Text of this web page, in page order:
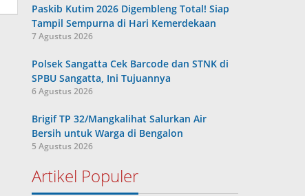
Paskib Kutim 2026 Digembleng Total! Siap
Tampil Sempurna di Hari Kemerdekaan
7 Agustus 2026
Polsek Sangatta Cek Barcode dan STNK di
SPBU Sangatta, Ini Tujuannya
6 Agustus 2026
Brigif TP 32/Mangkalihat Salurkan Air
Bersih untuk Warga di Bengalon
5 Agustus 2026
Artikel Populer